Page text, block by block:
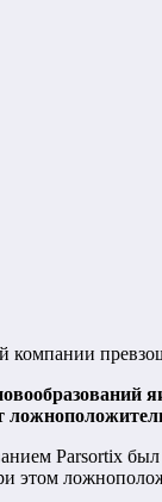
компании
Parsortix
этом